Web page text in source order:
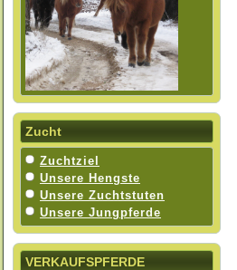
Zucht
Zuchtziel
Unsere Hengste
Unsere Zuchtstuten
Unsere Jungpferde
VERKAUFSPFERDE